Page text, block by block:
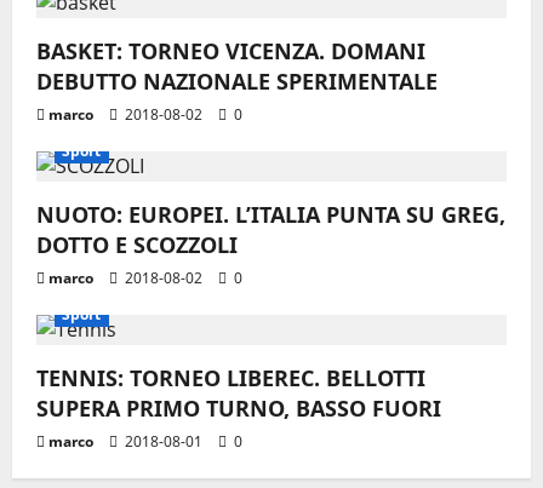
BASKET: TORNEO VICENZA. DOMANI
DEBUTTO NAZIONALE SPERIMENTALE
marco 2018-08-02
0
Sport
NUOTO: EUROPEI. L’ITALIA PUNTA SU GREG,
DOTTO E SCOZZOLI
marco 2018-08-02
0
Sport
TENNIS: TORNEO LIBEREC. BELLOTTI
SUPERA PRIMO TURNO, BASSO FUORI
marco 2018-08-01 0